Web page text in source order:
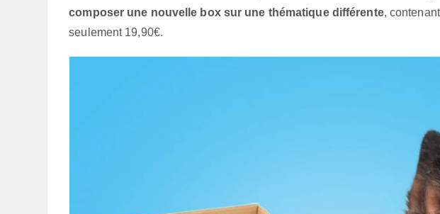
composer une nouvelle box sur une thématique différente,
seulement 19,90€.